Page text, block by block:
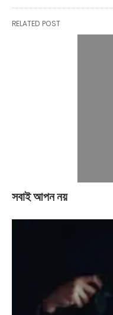
RELATED POST
সবাই আপন নয়